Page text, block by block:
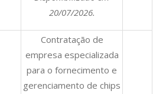
20/07/2026.
Contratação de
empresa especializada
para o fornecimento e
gerenciamento de chips